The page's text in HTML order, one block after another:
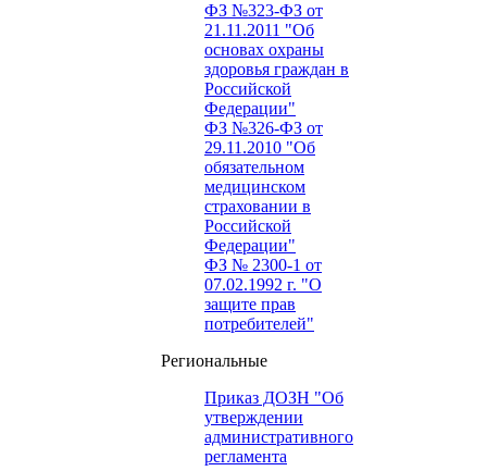
ФЗ №323-ФЗ от
21.11.2011 "Об
основах охраны
здоровья граждан в
Российской
Федерации"
ФЗ №326-ФЗ от
29.11.2010 "Об
обязательном
медицинском
страховании в
Российской
Федерации"
ФЗ № 2300-1 от
07.02.1992 г. "О
защите прав
потребителей"
Региональные
Приказ ДОЗН "Об
утверждении
административного
регламента